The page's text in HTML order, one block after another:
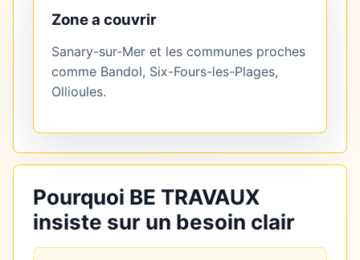
Zone a couvrir
Sanary-sur-Mer et les communes proches
comme Bandol, Six-Fours-les-Plages,
Ollioules.
Pourquoi BE TRAVAUX
insiste sur un besoin clair